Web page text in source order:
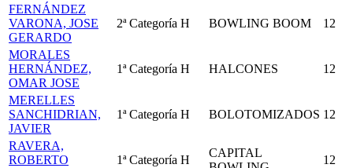
FERNÁNDEZ
VARONA, JOSE
GERARDO
2ª Categoría H BOWLING BOOM 12
MORALES
HERNÁNDEZ,
OMAR JOSE
1ª Categoría H HALCONES 12
MERELLES
SANCHIDRIAN,
JAVIER
1ª Categoría H BOLOTOMIZADOS 12
RAVERA,
ROBERTO
1ª Categoría H
CAPITAL
12